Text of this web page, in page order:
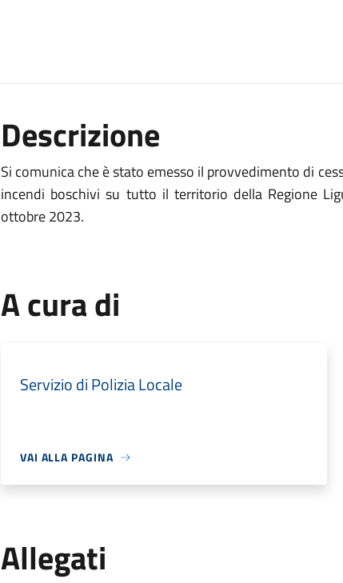
Descrizione
Si comunica che è stato emesso il provvedimento di
incendi boschivi su tutto il territorio della Regione
ottobre 2023.
A cura di
Servizio di Polizia Locale
VAI ALLA PAGINA
Allegati